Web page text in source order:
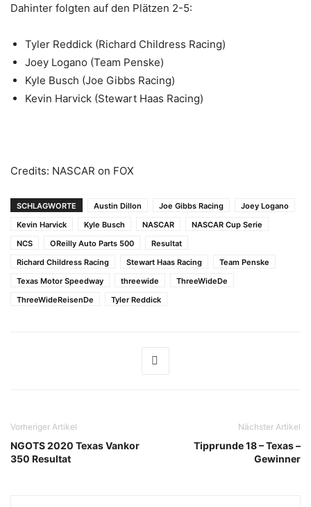
Dahinter folgten auf den Plätzen 2-5:
Tyler Reddick (Richard Childress Racing)
Joey Logano (Team Penske)
Kyle Busch (Joe Gibbs Racing)
Kevin Harvick (Stewart Haas Racing)
Credits: NASCAR on FOX
SCHLAGWORTE Austin Dillon Joe Gibbs Racing
Joey Logano
Kevin Harvick
Kyle Busch NASCAR
NASCAR Cup Serie
NCS
OReilly Auto Parts 500
Resultat
Richard Childress Racing
Stewart Haas Racing
Team Penske
Texas Motor Speedway
threewide
ThreeWideDe
ThreeWideReisenDe
Tyler Reddick
Vorheriger Artikel
NGOTS 2020 Texas Vankor
350 Resultat
Nächster Artikel
Tipprunde 18 – Texas –
Gewinner